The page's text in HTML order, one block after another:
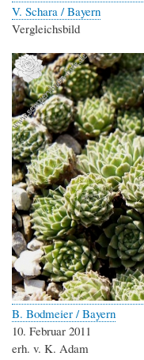
V. Schara / Bayern
Vergleichsbild
B. Bodmeier / Bayern
10. Februar 2011
erh. v. K. Adam